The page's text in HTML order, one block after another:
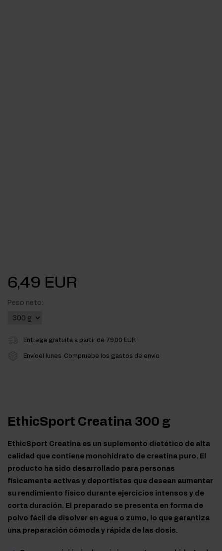
6,49 EUR
Peso neto:
Entrega gratuita a partir de 79,00 EUR
Envíoel lunes Compruebe los gastos de envío
EthicSport Creatina 300 g
EthicSport Creatina es un suplemento dietético de alta
calidad que contiene monohidrato de creatina puro. El
producto ha sido desarrollado para personas
físicamente activas y deportistas que desean aumentar
su rendimiento físico durante ejercicios intensos y de
corta duración. El preparado se presenta en forma de
polvo fácil de disolver en agua o zumo, lo que garantiza
una preparación cómoda y rápida de las dosis.